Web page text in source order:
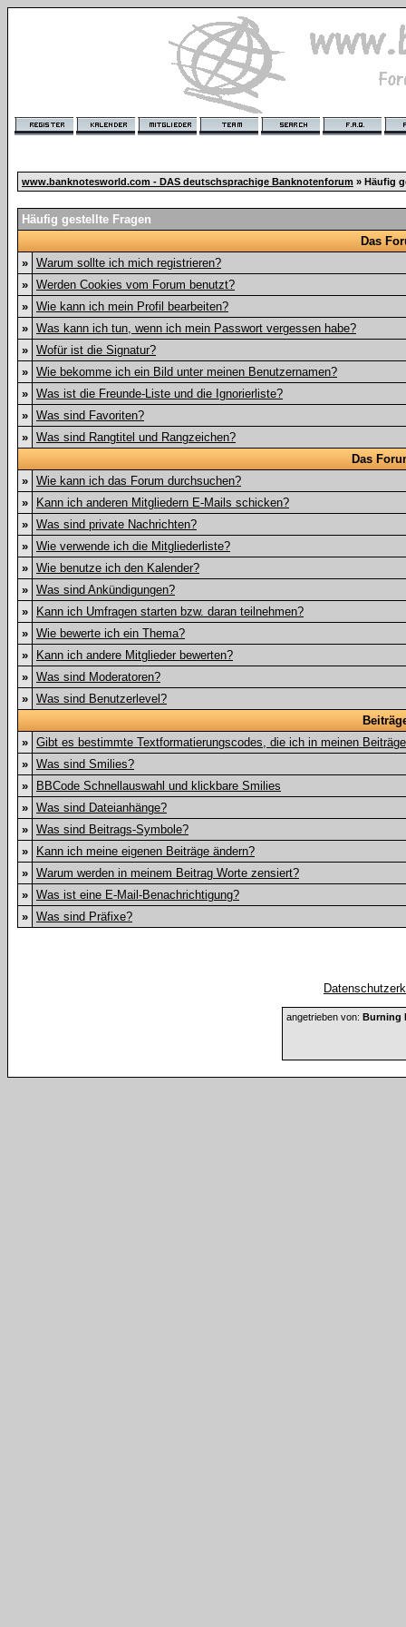
www.banknotesworld.com - DAS deutschsprachige Banknotenforum » Häufig
Häufig gestellte Fragen
Das
» Warum sollte ich mich registrieren?
» Werden Cookies vom Forum benutzt?
» Wie kann ich mein Profil bearbeiten?
» Was kann ich tun, wenn ich mein Passwort vergessen habe?
» Wofür ist die Signatur?
» Wie bekomme ich ein Bild unter meinen Benutzernamen?
» Was ist die Freunde-Liste und die Ignorierliste?
» Was sind Favoriten?
» Was sind Rangtitel und Rangzeichen?
Das
» Wie kann ich das Forum durchsuchen?
»
Kann ich anderen Mitgliedern E-Mails schicken?
» Was sind private Nachrichten?
» Wie verwende ich die Mitgliederliste?
» Wie benutze ich den Kalender?
» Was sind Ankündigungen?
»
Kann ich Umfragen starten bzw. daran teilnehmen?
» Wie bewerte ich ein Thema?
»
Kann ich andere Mitglieder bewerten?
» Was sind Moderatoren?
» Was sind Benutzerlevel?
» Gibt es bestimmte Textformatierungscodes, die ich in meinen
» Was sind Smilies?
»
BBCode Schnellauswahl und klickbare Smilies
» Was sind Dateianhänge?
» Was sind Beitrags-Symbole?
»
Kann ich meine eigenen Beiträge ändern?
» Warum werden in meinem Beitrag Worte zensiert?
» Was ist eine E-Mail-Benachrichtigung?
» Was sind Präfixe?
angetrieben von: Burning